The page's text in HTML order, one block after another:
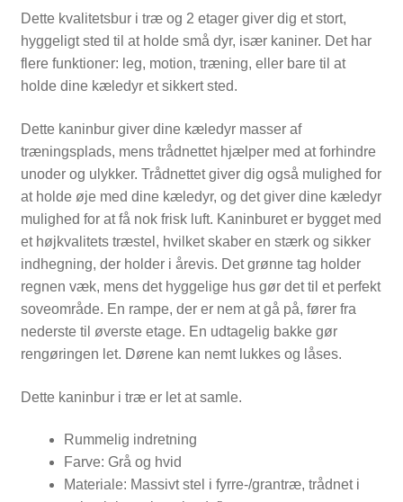
Dette kvalitetsbur i træ og 2 etager giver dig et stort,
hyggeligt sted til at holde små dyr, især kaniner. Det har
flere funktioner: leg, motion, træning, eller bare til at
holde dine kæledyr et sikkert sted.
Dette kaninbur giver dine kæledyr masser af
træningsplads, mens trådnettet hjælper med at forhindre
unoder og ulykker. Trådnettet giver dig også mulighed for
at holde øje med dine kæledyr, og det giver dine kæledyr
mulighed for at få nok frisk luft. Kaninburet er bygget med
et højkvalitets træstel, hvilket skaber en stærk og sikker
indhegning, der holder i årevis. Det grønne tag holder
regnen væk, mens det hyggelige hus gør det til et perfekt
soveområde. En rampe, der er nem at gå på, fører fra
nederste til øverste etage. En udtagelig bakke gør
rengøringen let. Dørene kan nemt lukkes og låses.
Dette kaninbur i træ er let at samle.
Rummelig indretning
Farve: Grå og hvid
Materiale: Massivt stel i fyrre-/grantræ, trådnet i